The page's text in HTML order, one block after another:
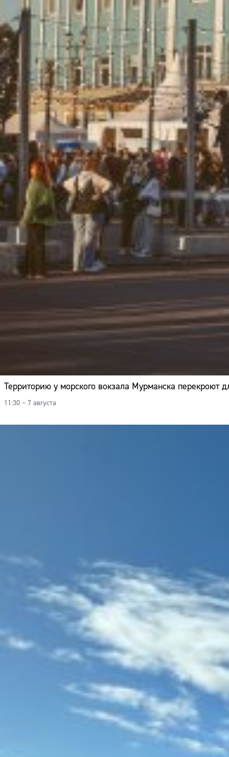
Территорию у морского вокзала Мурманска перекроют
11:30 – 7 августа